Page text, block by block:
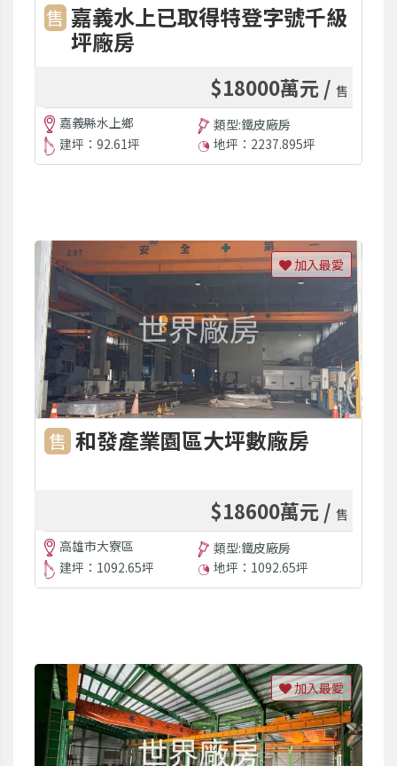
售 嘉義水上已取得特登字號千級
坪廠房
$18000萬元 / 售
嘉義縣水上鄉
類型:鐵皮廠房
建坪：92.61坪
地坪：2237.895坪
售 和發產業園區大坪數廠房
$18600萬元 / 售
高雄市大寮區
類型:鐵皮廠房
建坪：1092.65坪
地坪：1092.65坪
加入最愛
加入最愛